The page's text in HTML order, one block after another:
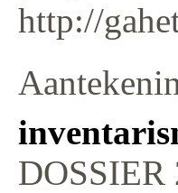
http://
DOSSIER